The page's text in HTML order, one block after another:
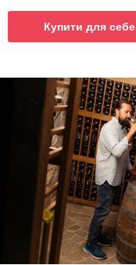
Купити для себе